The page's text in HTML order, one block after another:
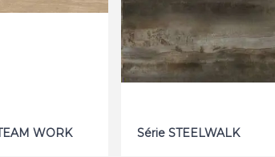
WORK Série STEELWALK